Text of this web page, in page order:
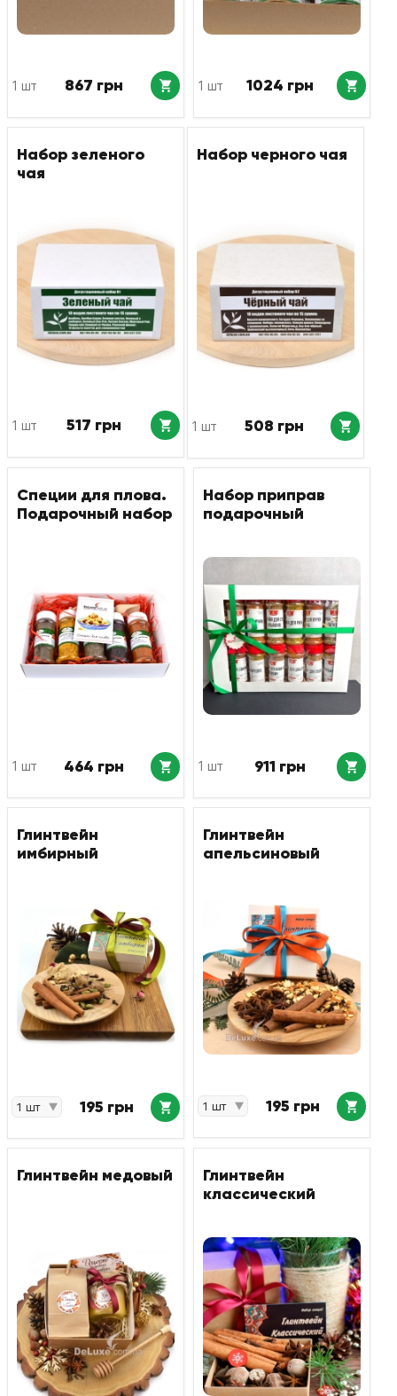
1 шт 867 грн 1 шт 1024 грн
Набор зеленого
чая
1 шт 517 грн
Набор черного чая
1 шт 508 грн
Специи для плова.
Подарочный набор
1 шт 464 грн
Набор приправ
подарочный
1 шт 911 грн
Глинтвейн
имбирный
195 грн
Глинтвейн
апельсиновый
195 грн
Глинтвейн медовый
Глинтвейн
классический